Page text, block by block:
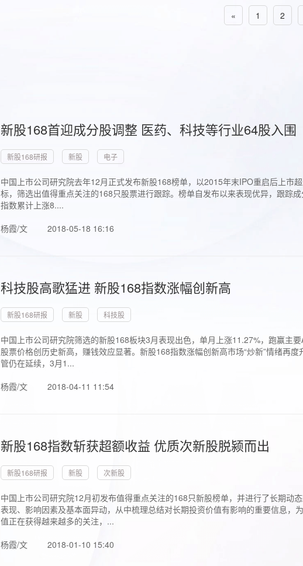
« 1 2
新股168首迎成分股调整 医药、科技等行业64股入围
新股168研报 新股 电子
中国上市公司研究院去年12月正式发布新股168榜单，以2015年末IPO重启后上市
标，筛选出值得重点关注的168只股票进行跟踪。榜单自发布以来表现优异，跟踪
指数累计上涨8....
杨霞/文
2018-05-18 16:16
科技股高歌猛进 新股168指数涨幅创新高
新股168研报 新股 科技股
中国上市公司研究院筛选的新股168板块3月表现出色，单月上涨11.27%，跑赢主
股票价格创历史新高，赚钱效应显著。新股168指数涨幅创新高市场“炒新”情绪再
管仍在延续，3月1...
杨霞/文
2018-04-11 11:54
新股168指数斩获超额收益 优质次新股脱颍而出
新股168研报 新股 次新股
中国上市公司研究院12月初发布值得重点关注的168只新股榜单，并进行了长期动
表现、影响因素及基本面异动，从中梳理总结对长期投资价值有影响的重要信息
值正在获得越来越多的关注，...
杨霞/文
2018-01-10 15:40